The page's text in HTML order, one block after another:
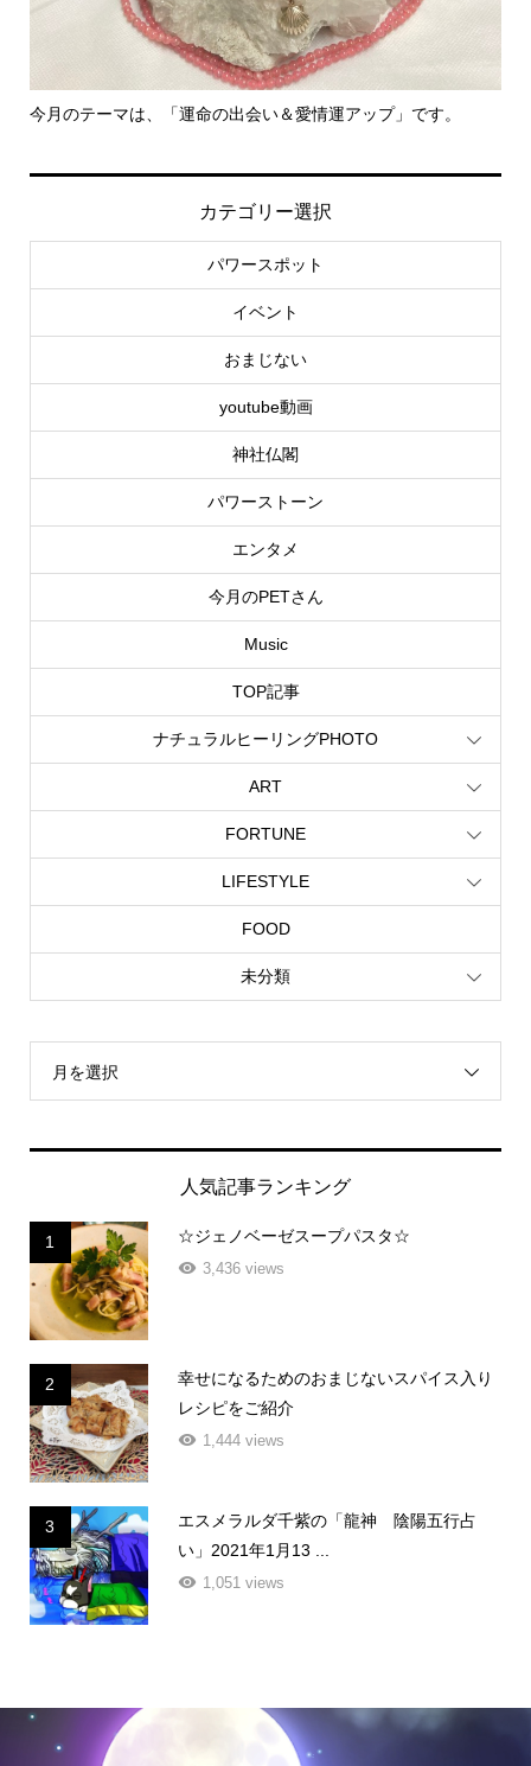
今月のテーマは、「運命の出会い＆愛情運アップ」です。
カテゴリー選択
パワースポット
イベント
おまじない
youtube動画
神社仏閣
パワーストーン
エンタメ
今月のPETさん
Music
TOP記事
ナチュラルヒーリングPHOTO
ART
FORTUNE
LIFESTYLE
FOOD
未分類
月を選択
人気記事ランキング
1 ☆ジェノベーゼスープパスタ☆
3,436 views
2
幸せになるためのおまじないスパイス入り
レシピをご紹介
1,444 views
3
エスメラルダ千紫の「龍神 陰陽五行占
い」2021年1月13 ...
1,051 views